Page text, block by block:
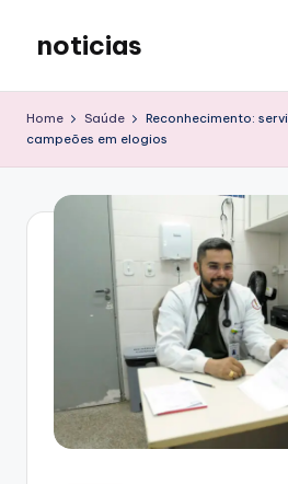
content
noticias
Home Saúde
Reconhecimento:
campeões em elogios